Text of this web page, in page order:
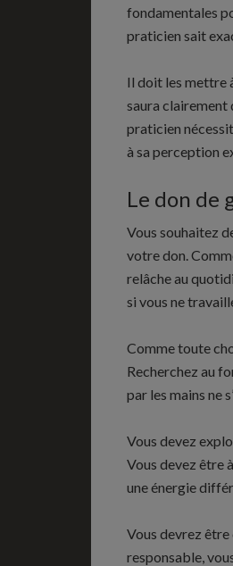
fondamentales
praticien sait
Il doit les mettre
saura clairement
praticien
à sa perception
Le don de
Vous souhaitez
votre don.
relâche au
si vous ne
Comme toute
Recherchez au
par les mains ne
Vous devez
Vous devez être
une énergie
Vous devrez
responsable,